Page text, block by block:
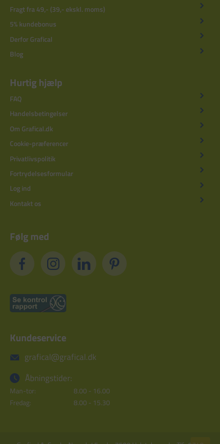
Fragt fra 49,- (39,- ekskl. moms)
5% kundebonus
Derfor Grafical
Blog
Hurtig hjælp
FAQ
Handelsbetingelser
Om Grafical.dk
Cookie-præferencer
Privatlivspolitik
Fortrydelsesformular
Log ind
Kontakt os
Følg med
Kundeservice
grafical@grafical.dk
Åbningstider:
Man-tor:
8.00 - 16.00
Fredag:
8.00 - 15.30